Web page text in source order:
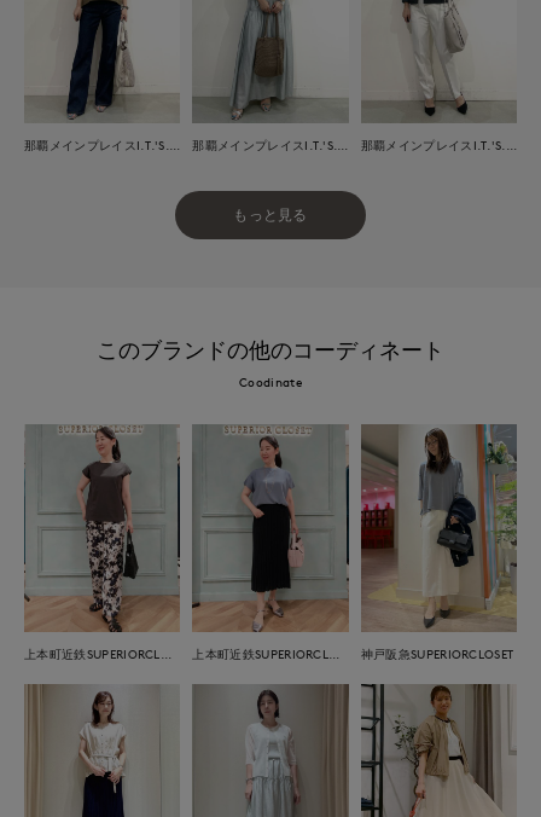
もっと見る
このブランドの他のコーディネート
Coodinate
神戸阪急SUPERIORCLOSET